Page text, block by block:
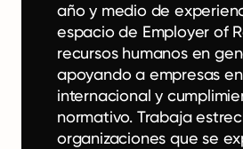
año y medio de
espacio de Employer of
recursos humanos en
apoyando a empresas
internacional y
normativo. Trabaja
organizaciones que se